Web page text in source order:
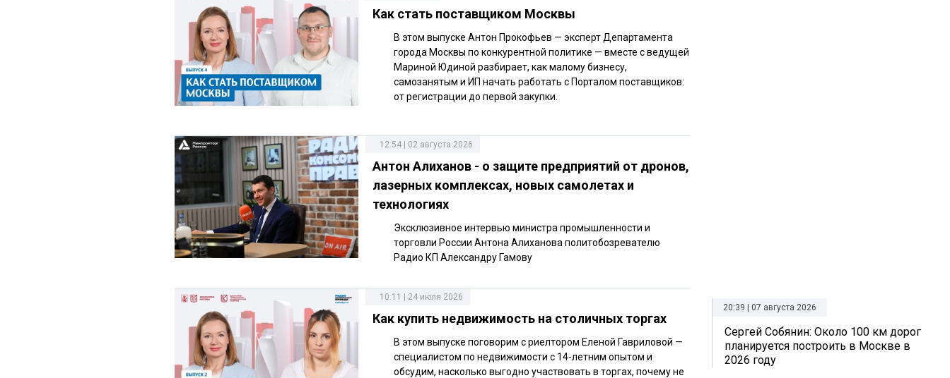
Как стать поставщиком Москвы
В этом выпуске Антон Прокофьев — эксперт Департамента
города Москвы по конкурентной политике — вместе с ведущей
Мариной Юдиной разбирает, как малому бизнесу,
самозанятым и ИП начать работать с Порталом поставщиков:
от регистрации до первой закупки.
12:54 | 02 августа 2026
Антон Алиханов - о защите предприятий от дронов,
лазерных комплексах, новых самолетах и
технологиях
Эксклюзивное интервью министра промышленности и
торговли России Антона Алиханова политобозревателю
Радио КП Александру Гамову
10:11 | 24 июля 2026
Как купить недвижимость на столичных торгах
В этом выпуске поговорим с риелтором Еленой Гавриловой —
специалистом по недвижимости с 14-летним опытом и
обсудим, насколько выгодно участвовать в торгах, почему не
20:39 | 07 августа 2026
Сергей Собянин: Около 100 км дорог
планируется построить в Москве в
2026 году